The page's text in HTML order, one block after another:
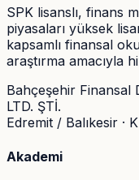
SPK lisanslı, finans
piyasaları yüksek
kapsamlı finansal
araştırma amacıyla
Bahçeşehir Finansal
LTD. ŞTİ.
Edremit / Balıkesir ·
Akademi